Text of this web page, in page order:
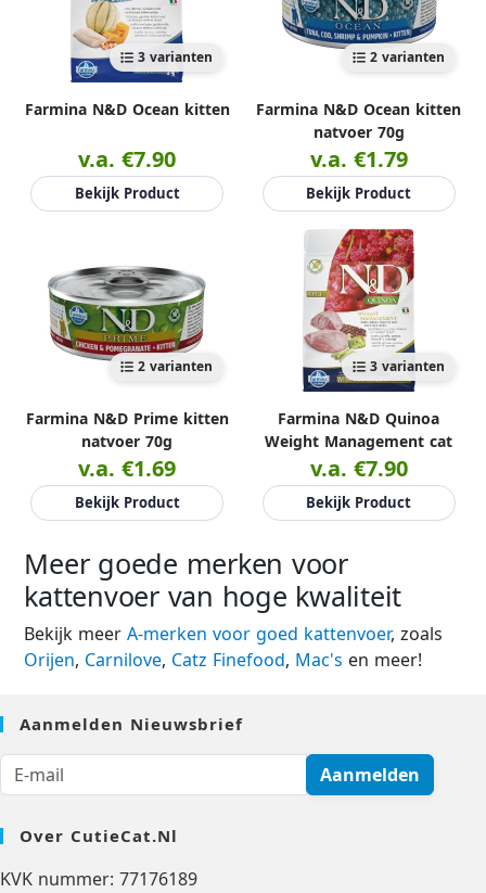
3 varianten
Farmina N&D Ocean kitten
v.a. €7.90
Bekijk Product
2 varianten
Farmina N&D Ocean kitten
natvoer 70g
v.a. €1.79
Bekijk Product
2 varianten
Farmina N&D Prime kitten
natvoer 70g
v.a. €1.69
Bekijk Product
3 varianten
Farmina N&D Quinoa
Weight Management cat
v.a. €7.90
Bekijk Product
Meer goede merken voor
kattenvoer van hoge kwaliteit
Bekijk meerA-merken voor goed kattenvoer, zoals
Orijen, Carnilove, Catz Finefood, Mac's en meer!
Aanmelden Nieuwsbrief
Aanmelden
Over CutieCat.nl
KVK nummer: 77176189